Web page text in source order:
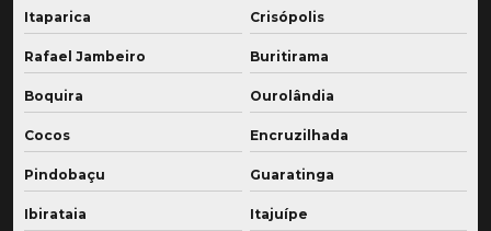
Itaparica Crisópolis
Rafael Jambeiro Buritirama
Boquira Ourolândia
Cocos Encruzilhada
Pindobaçu Guaratinga
Ibirataia Itajuípe